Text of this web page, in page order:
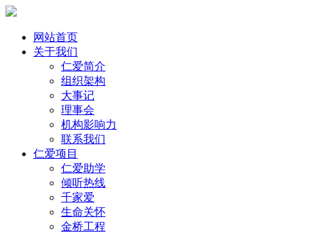
网站首页
关于我们
仁爱简介
组织架构
大事记
理事会
机构影响力
联系我们
仁爱项目
仁爱助学
倾听热线
千家爱
生命关怀
金桥工程